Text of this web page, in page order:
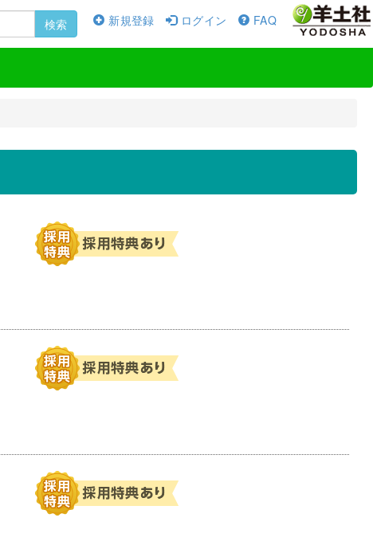
新規登録 ログイン FAQ
検索